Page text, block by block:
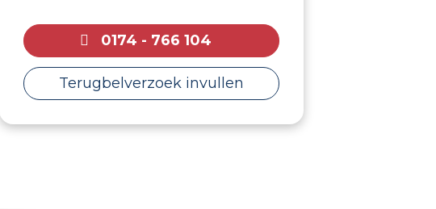
0174 - 766 104
Terugbelverzoek invullen